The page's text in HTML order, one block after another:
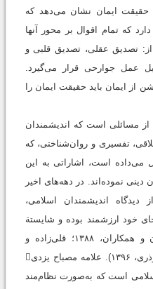
حقیقت ایمان نشان می‌دهد که
که تمام اقوال بر محور آنها
تصدیق عقلی، تصدیق قلبی و
عمل جوارحی قرار می‌گیرد.
از ایمان باید حقیقت ایمان را
مسائلی است که اندیشمندان
تفسیری و روان‌شناختی، که
می‌داده است، اشاراتی به این
نموده‌اند. در دهه‌های اخیر
دیدگاه اندیشمندان اسلامی،
خود ارزشمند بوده و شایستة
تقدیر است ‏(برای نمونه: بدخشان و همکاران، ۱۳۸۸‬؛ ‫قلی‌زاده و
جعفری، ۱۳۹۳‬؛ ‫میرباباپور، ۱۳۹۶‬؛ ‫نوذری، ۱۳۹۶). علامه مصباح یزدی
است که به‌صورت نظام‌مند